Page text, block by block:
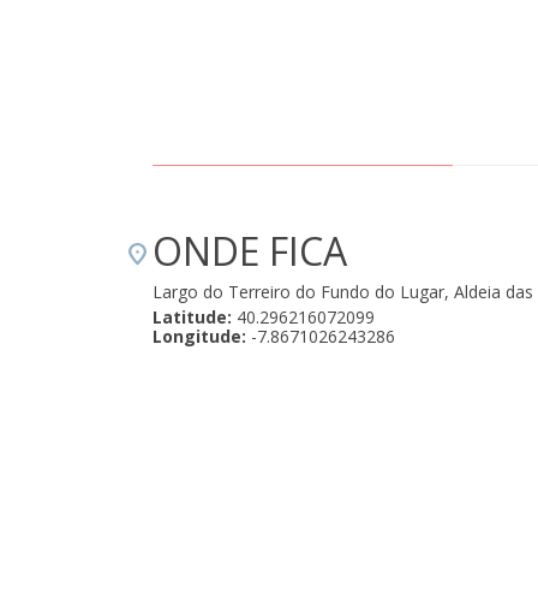
ONDE FICA
Largo do Terreiro do Fundo do Lugar, Aldeia
Latitude: 40.296216072099
Longitude: -7.8671026243286